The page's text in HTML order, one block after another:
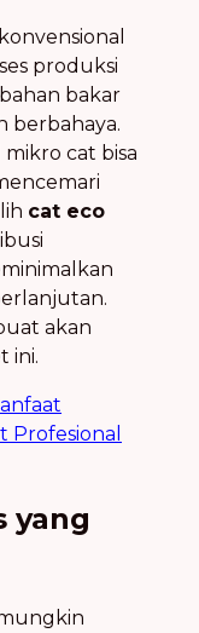
produksi
bakar
berbahaya.
cat bisa
cat eco
akan
ini.
Profesional
yang